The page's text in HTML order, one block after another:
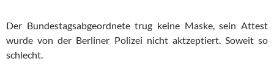
Der Bundestagsabgeordnete trug keine Maske, sein Attest
wurde von der Berliner Polizei nicht aktzeptiert. Soweit so
schlecht.